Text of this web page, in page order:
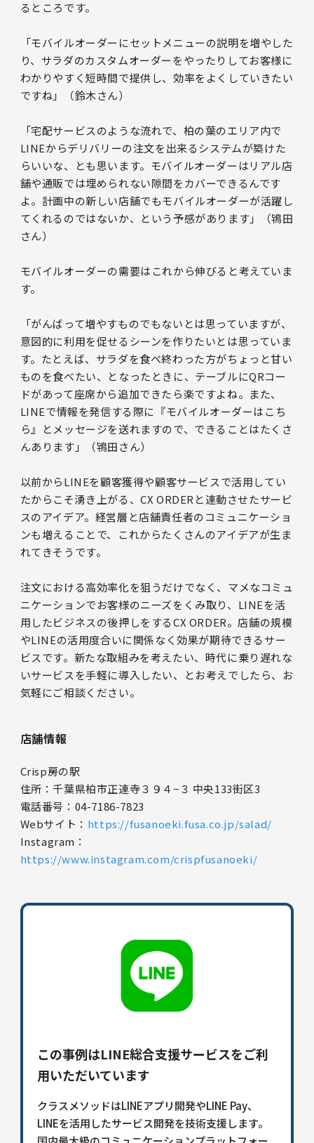
るところです。
「モバイルオーダーにセットメニューの説明を増やした
り、サラダのカスタムオーダーをやったりしてお客様に
わかりやすく短時間で提供し、効率をよくしていきたい
ですね」（鈴木さん）
「宅配サービスのような流れで、柏の葉のエリア内で
LINEからデリバリーの注文を出来るシステムが築けた
らいいな、とも思います。モバイルオーダーはリアル店
舗や通販では埋められない隙間をカバーできるんです
よ。計画中の新しい店舗でもモバイルオーダーが活躍し
てくれるのではないか、という予感があります」（鴇田
さん）
モバイルオーダーの需要はこれから伸びると考えていま
す。
「がんばって増やすものでもないとは思っていますが、
意図的に利用を促せるシーンを作りたいとは思っていま
す。たとえば、サラダを食べ終わった方がちょっと甘い
ものを食べたい、となったときに、テーブルにQRコー
ドがあって座席から追加できたら楽ですよね。また、
LINEで情報を発信する際に『モバイルオーダーはこち
ら』とメッセージを送れますので、できることはたくさ
んあります」（鴇田さん）
以前からLINEを顧客獲得や顧客サービスで活用してい
たからこそ湧き上がる、CX ORDERと連動させたサービ
スのアイデア。経営層と店舗責任者のコミュニケーショ
ンも増えることで、これからたくさんのアイデアが生ま
れてきそうです。
注文における高効率化を狙うだけでなく、マメなコミュ
ニケーションでお客様のニーズをくみ取り、LINEを活
用したビジネスの後押しをするCX ORDER。店舗の規模
やLINEの活用度合いに関係なく効果が期待できるサー
ビスです。新たな取組みを考えたい、時代に乗り遅れな
いサービスを手軽に導入したい、とお考えでしたら、お
気軽にご相談ください。
店舗情報
Crisp房の駅
住所：千葉県柏市正連寺３９４−３ 中央133街区3
電話番号：04-7186-7823
Webサイト： https://fusanoeki.fusa.co.jp/salad/
Instagram：
https://www.instagram.com/crispfusanoeki/
この事例はLINE総合支援サービスをご利
用いただいています
クラスメソッドはLINEアプリ開発やLINE Pay、
LINEを活用したサービス開発を技術支援します。